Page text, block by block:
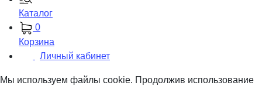
Каталог
0
Корзина
Личный кабинет
Мы используем файлы cookie. Продолжив использование